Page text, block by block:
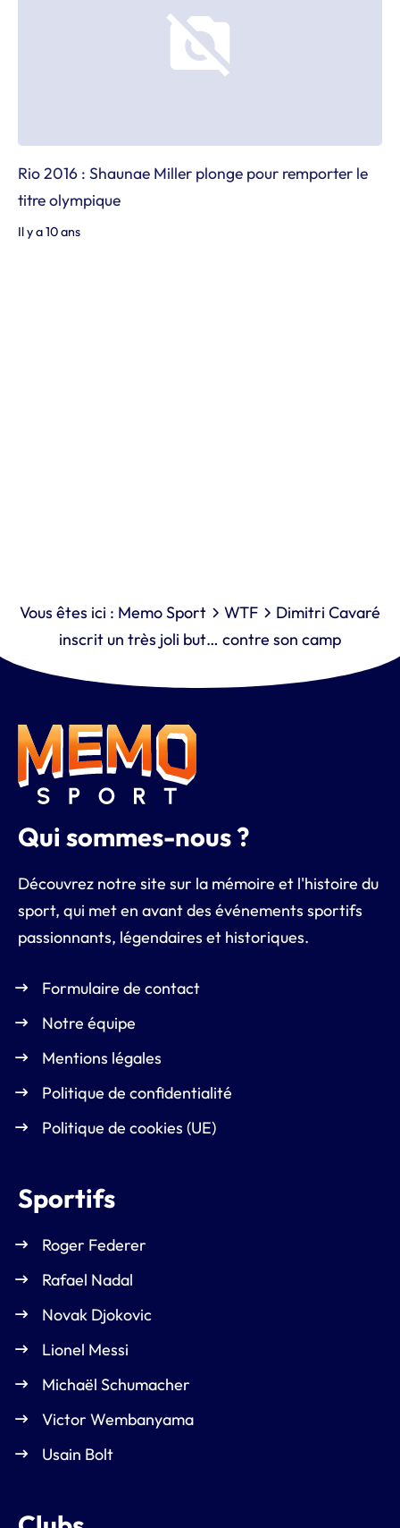
Rio 2016 : Shaunae Miller plonge pour remporter le
titre olympique
Il y a 10 ans
Vous êtes ici : Memo Sport WTF
Dimitri Cavaré
inscrit un très joli but… contre son camp
Qui sommes-nous ?
Découvrez notre site sur la mémoire et l'histoire du
sport, qui met en avant des événements sportifs
passionnants, légendaires et historiques.
Formulaire de contact
Notre équipe
Mentions légales
Politique de confidentialité
Politique de cookies (UE)
Sportifs
Roger Federer
Rafael Nadal
Novak Djokovic
Lionel Messi
Michaël Schumacher
Victor Wembanyama
Usain Bolt